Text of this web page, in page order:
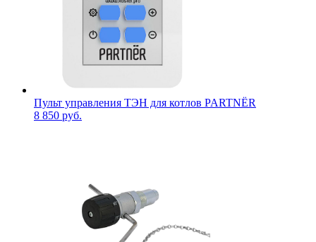
Пульт управления ТЭН для котлов PARTNЁR
8 850 руб.